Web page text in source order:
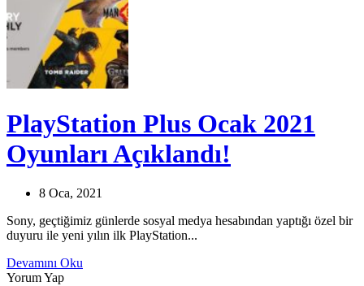
PlayStation Plus Ocak 2021
Oyunları Açıklandı!
8 Oca, 2021
Sony, geçtiğimiz günlerde sosyal medya hesabından yaptığı özel bir
duyuru ile yeni yılın ilk PlayStation...
Devamını Oku
Yorum Yap